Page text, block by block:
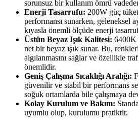
sorunsuz bir kullanım ömrü
Enerji Tasarrufu: 200W güç
performansı sunarken, geleneksel
kıyasla önemli ölçüde enerji
Üstün Beyaz Işık Kalitesi: 6400K
net bir beyaz ışık sunar. Bu,
algılanmasını sağlar ve özellikle
önemlidir.
Geniş Çalışma Sıcaklığı Aralığı:
güvenilir ve stabil bir performans
soğuk ortamlarda bile çalışmaya
Kolay Kurulum ve Bakım:
uyumlu olup, kurulumu pratiktir.